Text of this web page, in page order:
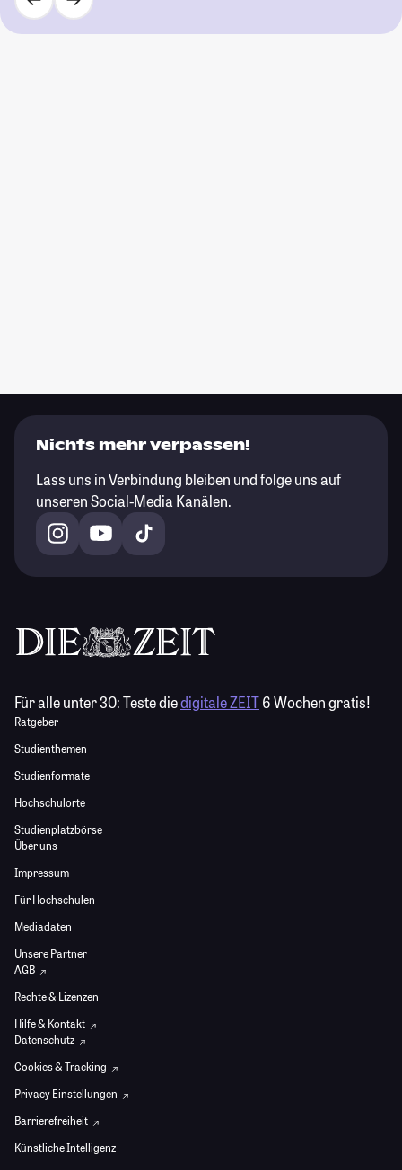
Nichts mehr verpassen!
Lass uns in Verbindung bleiben und folge uns auf
unseren Social-Media Kanälen.
Für alle unter 30:Teste diedigitale ZEIT6 Wochen gratis!
Ratgeber
Studienthemen
Studienformate
Hochschulorte
Studienplatzbörse
Über uns
Impressum
Für Hochschulen
Mediadaten
Unsere Partner
AGB
Rechte & Lizenzen
Hilfe & Kontakt
Datenschutz
Cookies & Tracking
Privacy Einstellungen
Barrierefreiheit
Künstliche Intelligenz